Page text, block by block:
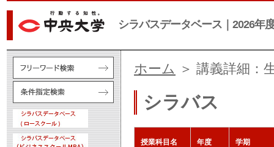
シラバスデータベース｜2026年
ホーム ＞ 講義詳細
シラバス
授業科目名 年度 学期